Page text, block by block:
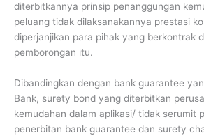
diterbitkannya prinsip penanggungan
peluang tidak dilaksanakannya prestasi
diperjanjikan para pihak yang berkontrak
pemborongan itu.
Dibandingkan dengan bank guarantee
Bank, surety bond yang diterbitkan
kemudahan dalam aplikasi/ tidak serumit
penerbitan bank guarantee dan surety